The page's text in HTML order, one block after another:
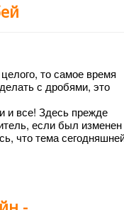
то самое время
с дробями, это
и все! Здесь прежде
если был изменен
что тема